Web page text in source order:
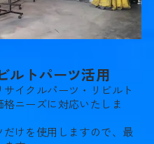
ルトパーツ活用
イクルパーツ・リビルト
ニーズに対応いたしま
けを使用しますので、最